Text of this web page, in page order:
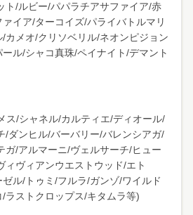
ト/ルビー/パパラチアサファイア/赤
イア/ターコイズ/パライバトルマリ
カメオ/クリソベリル/ネオンピジョン
ル/シャコ真珠/ペイナイト/デマント
ス/シャネル/カルティエ/ディオール/
/ダンヒル/バーバリー/バレンシアガ/
ガ/アルマーニ/ヴェルサーチ/ヒュー
ィヴィアンウエストウッド/エト
ル/トゥミ/フルラ/ガンゾ/ワイルド
ラストクロップス/キタムラ等)